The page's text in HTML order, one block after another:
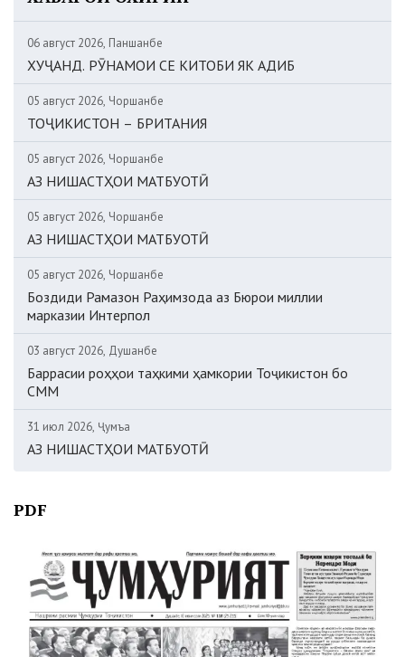
06 август 2026, Панҷшанбе
ХУҶАНД. РӮНАМОИ СЕ КИТОБИ ЯК АДИБ
05 август 2026, Чоршанбе
ТОҶИКИСТОН – БРИТАНИЯ
05 август 2026, Чоршанбе
АЗ НИШАСТҲОИ МАТБУОТӢ
05 август 2026, Чоршанбе
АЗ НИШАСТҲОИ МАТБУОТӢ
05 август 2026, Чоршанбе
Боздиди Рамазон Раҳимзода аз Бюрои миллии
марказии Интерпол
03 август 2026, Душанбе
Баррасии роҳҳои таҳкими ҳамкории Тоҷикистон бо
СММ
31 июл 2026, Ҷумъа
АЗ НИШАСТҲОИ МАТБУОТӢ
PDF